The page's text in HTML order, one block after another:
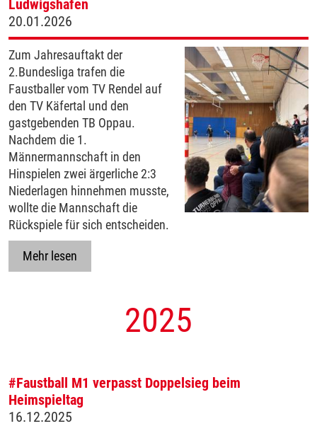
Ludwigshafen
20.01.2026
Zum Jahresauftakt der
2.Bundesliga trafen die
Faustballer vom TV Rendel auf
den TV Käfertal und den
gastgebenden TB Oppau.
Nachdem die 1.
Männermannschaft in den
Hinspielen zwei ärgerliche 2:3
Niederlagen hinnehmen musste,
wollte die Mannschaft die
Rückspiele für sich entscheiden.
Mehr lesen
2025
#Faustball M1 verpasst Doppelsieg beim
Heimspieltag
16.12.2025